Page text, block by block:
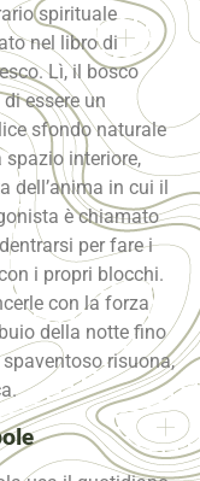
spirituale
nel libro di
Lì, il bosco
essere un
sfondo naturale
spazio interiore,
dell’anima in cui il
è chiamato
per fare i
i propri blocchi.
con la forza
della notte fino
risuona,